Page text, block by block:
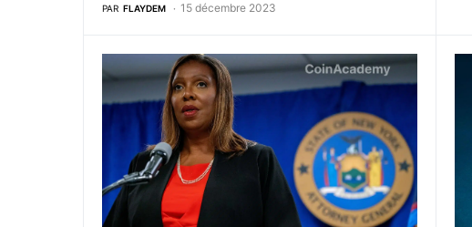
PAR FLAYDEM 15 décembre 2023
KuCoin règle son litige à New York pour $22